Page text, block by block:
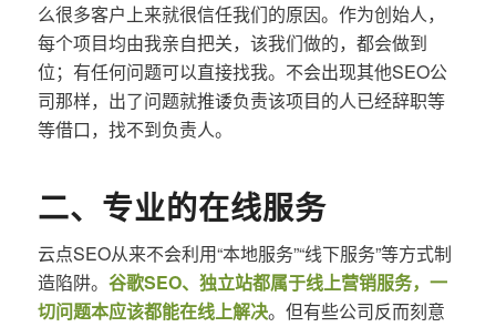
么很多客户上来就很信任我们的原因。作为创始人，
每个项目均由我亲自把关，该我们做的，都会做到
位；有任何问题可以直接找我。不会出现其他SEO公
司那样，出了问题就推诿负责该项目的人已经辞职等
等借口，找不到负责人。
二、专业的在线服务
云点SEO从来不会利用“本地服务”“线下服务”等方式制
造陷阱。 谷歌SEO、独立站都属于线上营销服务，一
切问题本应该都能在线上解决。但有些公司反而刻意